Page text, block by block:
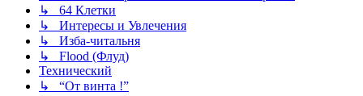
↳ 64 Клетки
↳ Интересы и Увлечения
↳ Изба-читальня
↳ Flood (Флуд)
Технический
↳ “От винта !”